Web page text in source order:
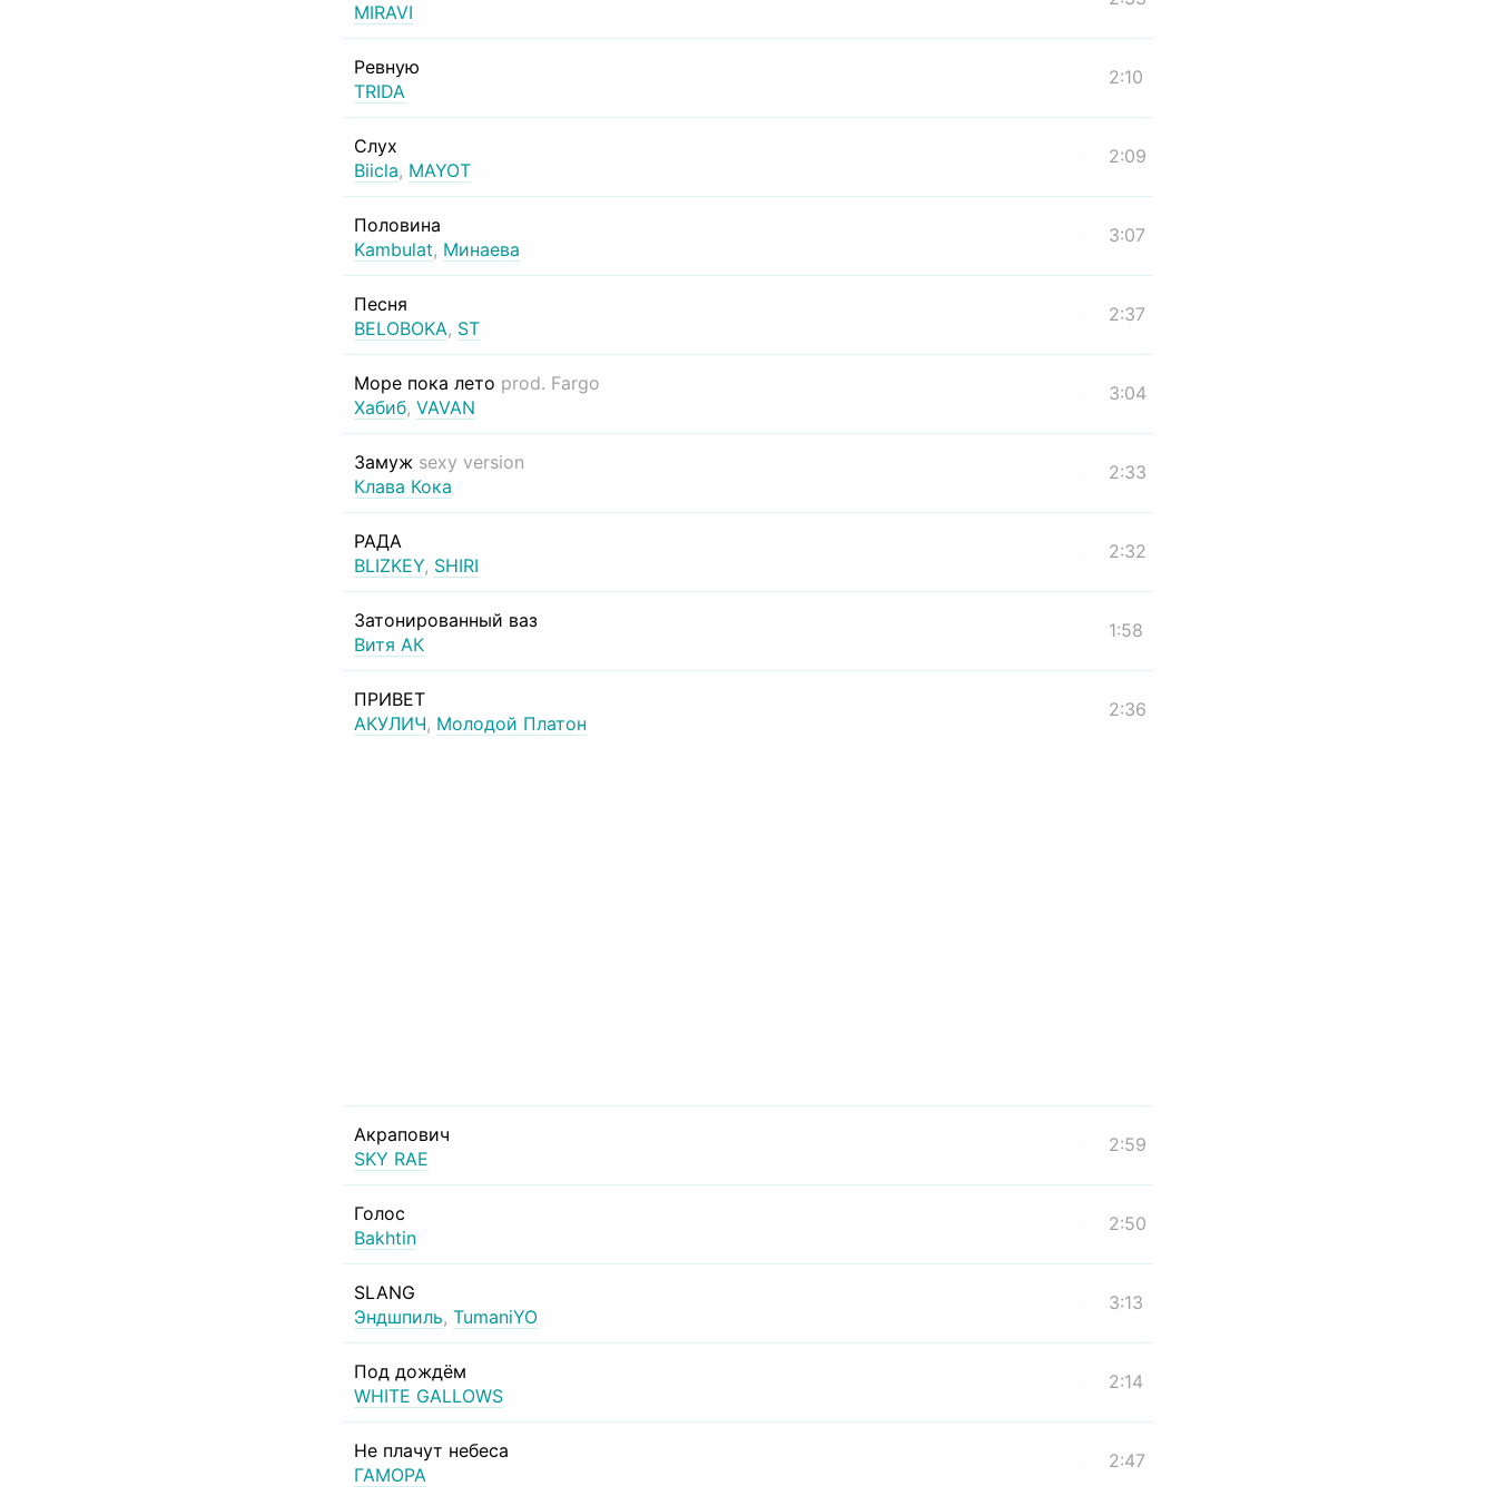
MIRAVI
Ревную
TRIDA
2:10
Слух
Biicla, MAYOT
2:09
Половина
Kambulat, Минаева
3:07
Песня
BELOBOKA, ST
2:37
Море пока лето prod. Fargo
Хабиб, VAVAN
3:04
Замуж sexy version
Клава Кока
2:33
РАДА
BLIZKEY, SHIRI
2:32
Затонированный ваз
Витя АК
1:58
ПРИВЕТ
АКУЛИЧ, Молодой Платон
2:36
Акрапович
SKY RAE
2:59
Голос
Bakhtin
2:50
SLANG
Эндшпиль, TumaniYO
3:13
Под дождём
WHITE GALLOWS
2:14
Не плачут небеса
ГАМОРА
2:47